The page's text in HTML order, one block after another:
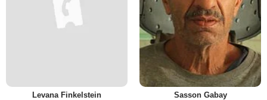
Levana Finkelstein Sasson Gabay